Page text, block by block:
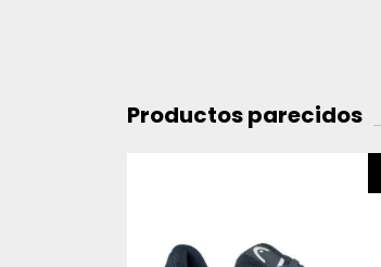
Productos parecidos